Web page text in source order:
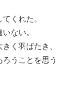
くれた。
ない。
く羽ばたき、
うことを思う